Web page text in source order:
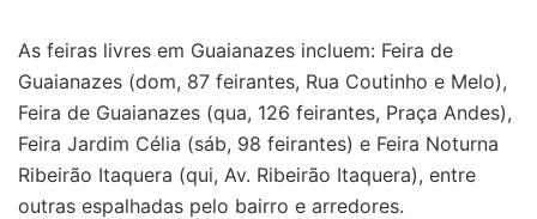
As feiras livres em Guaianazes incluem: Feira de
Guaianazes (dom, 87 feirantes, Rua Coutinho e Melo),
Feira de Guaianazes (qua, 126 feirantes, Praça Andes),
Feira Jardim Célia (sáb, 98 feirantes) e Feira Noturna
Ribeirão Itaquera (qui, Av. Ribeirão Itaquera), entre
outras espalhadas pelo bairro e arredores.